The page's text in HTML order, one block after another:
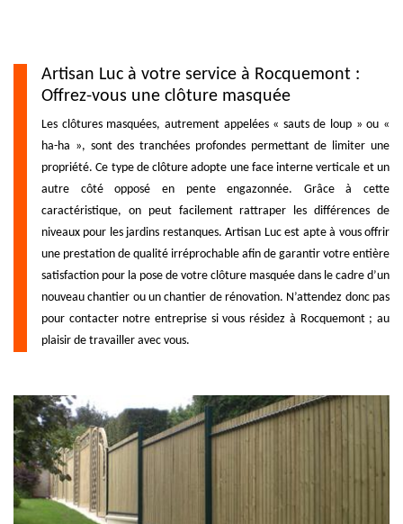
Artisan Luc à votre service à Rocquemont :
Offrez-vous une clôture masquée
Les clôtures masquées, autrement appelées « sauts de loup » ou «
ha-ha », sont des tranchées profondes permettant de limiter une
propriété. Ce type de clôture adopte une face interne verticale et un
autre côté opposé en pente engazonnée. Grâce à cette
caractéristique, on peut facilement rattraper les différences de
niveaux pour les jardins restanques. Artisan Luc est apte à vous offrir
une prestation de qualité irréprochable afin de garantir votre entière
satisfaction pour la pose de votre clôture masquée dans le cadre d’un
nouveau chantier ou un chantier de rénovation. N’attendez donc pas
pour contacter notre entreprise si vous résidez à Rocquemont ; au
plaisir de travailler avec vous.